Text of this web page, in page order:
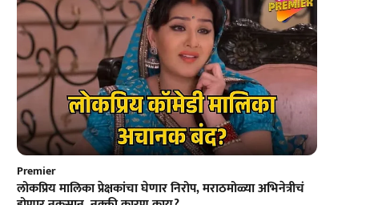
Premier
लोकप्रिय मालिका प्रेक्षकांचा घेणार निरोप, मराठमोळ्या अभिनेत्रीचं